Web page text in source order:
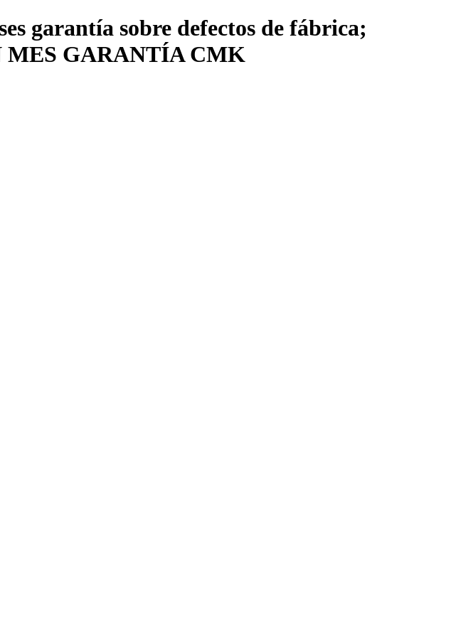
garantía sobre defectos de fábrica;
MES GARANTÍA CMK